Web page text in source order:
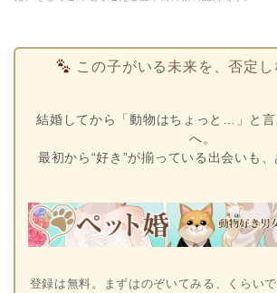
この子がいる未来を、否定し
結婚してから「動物はちょっと…」と言
へ。
最初から“好き”が揃っている出会いも、
登録は無料。まずはのぞいてみる、くらい